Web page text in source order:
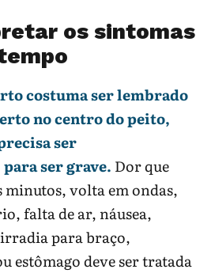
os sintomas
costuma ser lembrado
no centro do peito,
ser
ser grave. Dor que
minutos, volta em ondas,
falta de ar, náusea,
para braço,
estômago deve ser tratada